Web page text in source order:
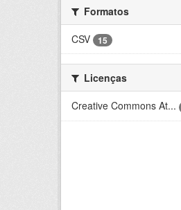
Formatos
CSV
15
Licenças
Creative Commons At...